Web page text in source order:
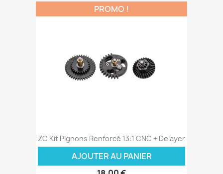
ZC Kit Pignons Renforcé 13:1 CNC + Delayer
AJOUTER AU PANIER
PROMO !